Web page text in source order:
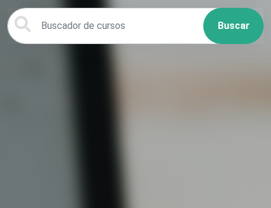
Buscar